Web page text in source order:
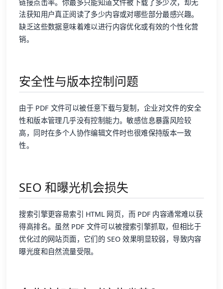
链接点击率。你最多只能知道文件被下载了多少次，却无
法获知用户真正阅读了多少内容或对哪些部分最感兴趣。
缺乏这些数据意味着难以进行内容优化或有效的个性化营
销。
安全性与版本控制问题
由于 PDF 文件可以被任意下载与复制，企业对文件的安全
性和版本管理几乎没有控制能力。敏感信息暴露风险较
高，同时在多个人协作编辑文件时也很难保持版本一致
性。
SEO 和曝光机会损失
搜索引擎更容易索引 HTML 网页，而 PDF 内容通常难以获
得高排名。虽然 PDF 文件可以被搜索引擎抓取，但相比于
优化过的网站页面，它们的 SEO 效果明显较弱，导致内容
曝光度和自然流量受限。